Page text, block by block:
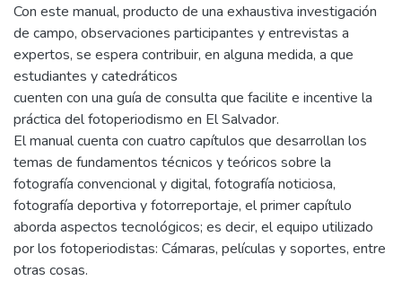
Con este manual, producto de una exhaustiva investigación
de campo, observaciones participantes y entrevistas a
expertos, se espera contribuir, en alguna medida, a que
estudiantes y catedráticos
cuenten con una guía de consulta que facilite e incentive la
práctica del fotoperiodismo en El Salvador.
El manual cuenta con cuatro capítulos que desarrollan los
temas de fundamentos técnicos y teóricos sobre la
fotografía convencional y digital, fotografía noticiosa,
fotografía deportiva y fotorreportaje, el primer capítulo
aborda aspectos tecnológicos; es decir, el equipo utilizado
por los fotoperiodistas: Cámaras, películas y soportes, entre
otras cosas.